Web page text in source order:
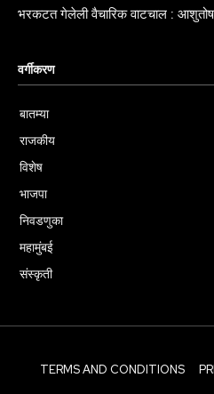
भरकटत गेलेली वैचारिक वाटचाल : आशुतोष
वर्गीकरण
बातम्या
राजकीय
विशेष
भाजपा
निवडणुका
महामुंबई
संस्कृती
TERMS AND CONDITIONS